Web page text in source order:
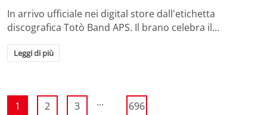
In arrivo ufficiale nei digital store dall'etichetta
discografica Totò Band APS. Il brano celebra il…
Leggi di più
1 2 3 ... 696